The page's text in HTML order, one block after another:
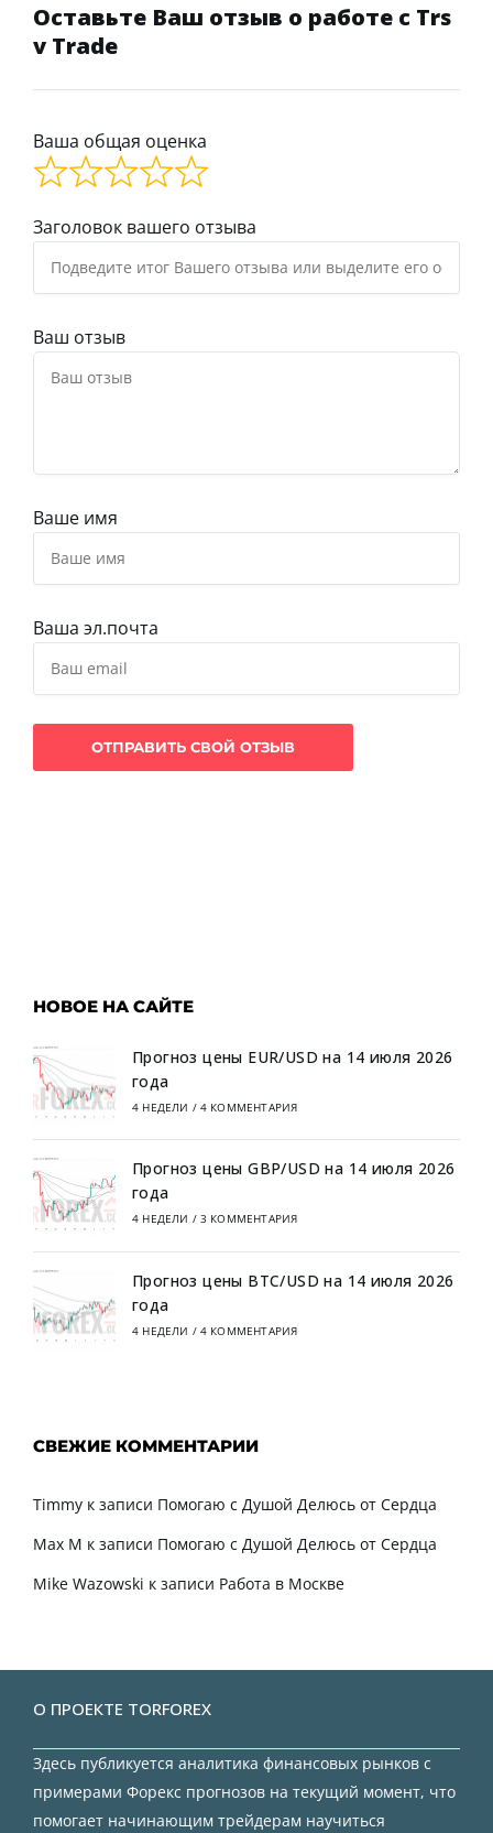
Оставьте Ваш отзыв о работе с Trs
v Trade
Ваша общая оценка
Заголовок вашего отзыва
Ваш отзыв
Ваше имя
Ваша эл.почта
НОВОЕ НА САЙТЕ
Прогноз цены EUR/USD на 14 июля 2026
года
4 НЕДЕЛИ / 4 КОММЕНТАРИЯ
Прогноз цены GBP/USD на 14 июля 2026
года
4 НЕДЕЛИ / 3 КОММЕНТАРИЯ
Прогноз цены BTC/USD на 14 июля 2026
года
4 НЕДЕЛИ / 4 КОММЕНТАРИЯ
СВЕЖИЕ КОММЕНТАРИИ
Timmy к записи Помогаю с Душой Делюсь от Сердца
Max M к записи Помогаю с Душой Делюсь от Сердца
Mike Wazowski к записи Работа в Москве
О ПРОЕКТЕ TORFOREX
Здесь публикуется аналитика финансовых рынков с
примерами Форекс прогнозов на текущий момент, что
помогает начинающим трейдерам научиться